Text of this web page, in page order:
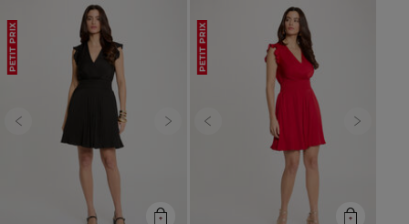
PETIT PRIX
Previous Next
PETIT PRIX
Previous Next